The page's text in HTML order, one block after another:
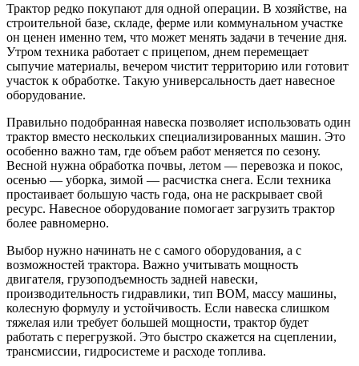
Трактор редко покупают для одной операции. В хозяйстве, на
строительной базе, складе, ферме или коммунальном участке
он ценен именно тем, что может менять задачи в течение дня.
Утром техника работает с прицепом, днем перемещает
сыпучие материалы, вечером чистит территорию или готовит
участок к обработке. Такую универсальность дает навесное
оборудование.
Правильно подобранная навеска позволяет использовать один
трактор вместо нескольких специализированных машин. Это
особенно важно там, где объем работ меняется по сезону.
Весной нужна обработка почвы, летом — перевозка и покос,
осенью — уборка, зимой — расчистка снега. Если техника
простаивает большую часть года, она не раскрывает свой
ресурс. Навесное оборудование помогает загрузить трактор
более равномерно.
Выбор нужно начинать не с самого оборудования, а с
возможностей трактора. Важно учитывать мощность
двигателя, грузоподъемность задней навески,
производительность гидравлики, тип ВОМ, массу машины,
колесную формулу и устойчивость. Если навеска слишком
тяжелая или требует большей мощности, трактор будет
работать с перегрузкой. Это быстро скажется на сцеплении,
трансмиссии, гидросистеме и расходе топлива.